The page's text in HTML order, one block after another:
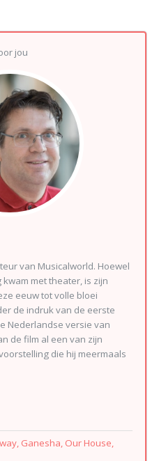
jou
van Musicalworld. Hoewel
met theater, is zijn
eeuw tot volle bloei
de indruk van de eerste
Nederlandse versie van
de film al een van zijn
die hij meermaals
per jaar. Jeroen is de
gebied van
Hij is
Vlaanderen. Ook in
is hij regelmatig te
Ganesha, Our House,